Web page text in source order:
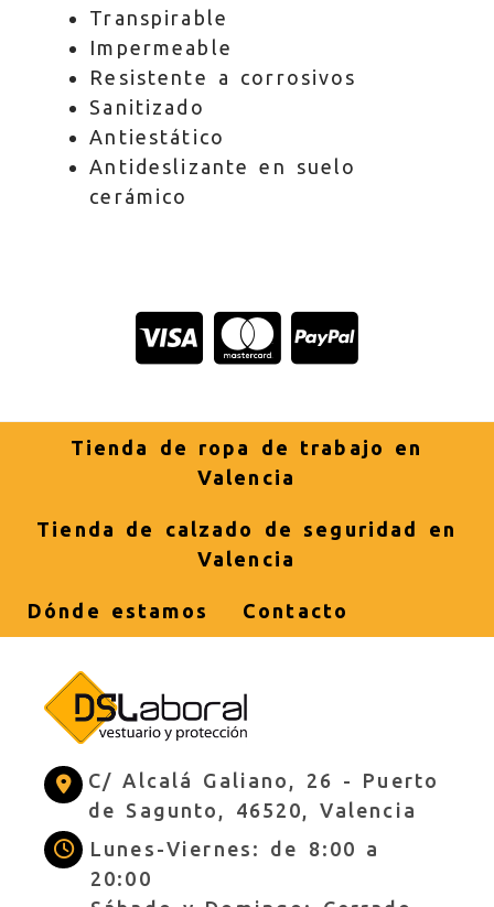
Transpirable
Impermeable
Resistente a corrosivos
Sanitizado
Antiestático
Antideslizante en suelo
cerámico
Tienda de ropa de trabajo en
Valencia
Tienda de calzado de seguridad en
Valencia
Dónde estamos Contacto
C/ Alcalá Galiano, 26 - Puerto
de Sagunto, 46520, Valencia
Lunes-Viernes: de 8:00 a
20:00